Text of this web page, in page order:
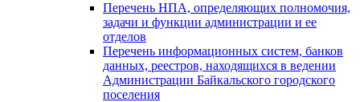
Перечень НПА, определяющих полномочия,
задачи и функции администрации и ее
отделов
Перечень информационных систем, банков
данных, реестров, находящихся в ведении
Администрации Байкальского городского
поселения